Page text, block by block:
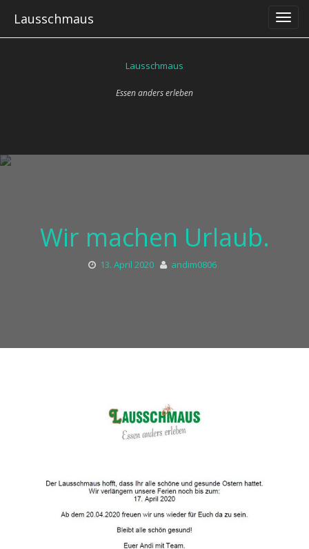
Lausschmaus
Lausschmaus
Essen anders erleben
Wir machen Urlaub.
13. April 2020 andim0806